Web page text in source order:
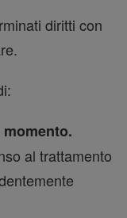
diritti con
al trattamento